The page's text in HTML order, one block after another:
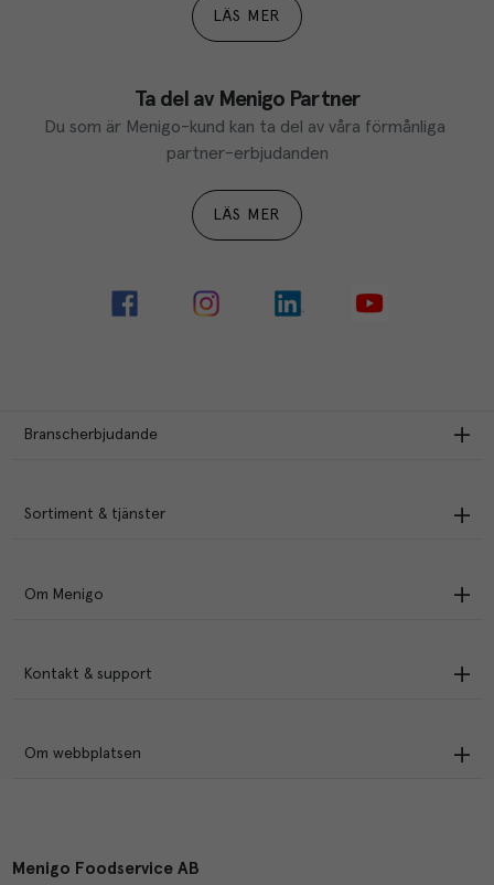
LÄS MER
Ta del av Menigo Partner
Du som är Menigo-kund kan ta del av våra förmånliga
partner-erbjudanden
LÄS MER
Branscherbjudande
Sortiment & tjänster
Om Menigo
Kontakt & support
Om webbplatsen
Menigo Foodservice AB